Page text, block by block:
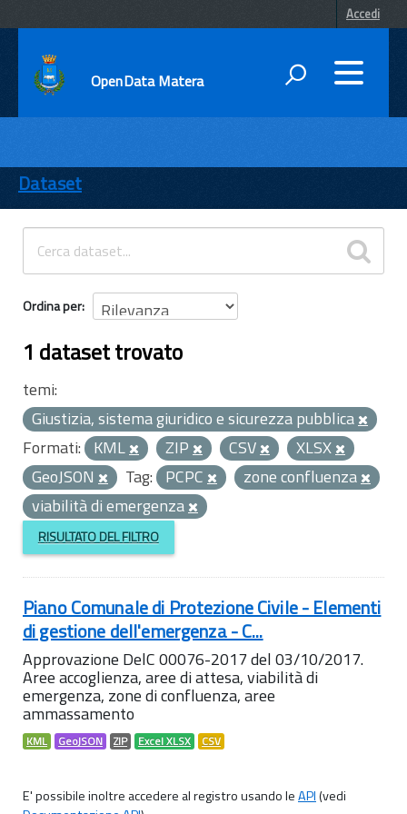
Accedi
OpenData Matera
ENTI
TEMI
INFORMAZIONI
Dataset
Ordina per
1 dataset trovato
temi:
Giustizia, sistema giuridico e sicurezza pubblica
Formati: KML ZIP CSV
XLSX
GeoJSON
Tag: PCPC
zone confluenza
viabilità di emergenza
RISULTATO DEL FILTRO
Piano Comunale di Protezione Civile - Elementi
di gestione dell'emergenza - C...
Approvazione DelC 00076-2017 del 03/10/2017.
Aree accoglienza, aree di attesa, viabilità di
emergenza, zone di confluenza, aree
ammassamento
KML GeoJSON ZIP Excel XLSX CSV
E' possibile inoltre accedere al registro usando leAPI(vedi